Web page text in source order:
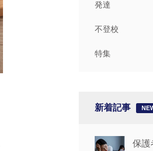
発達
不登校
特集
新着記事
保護